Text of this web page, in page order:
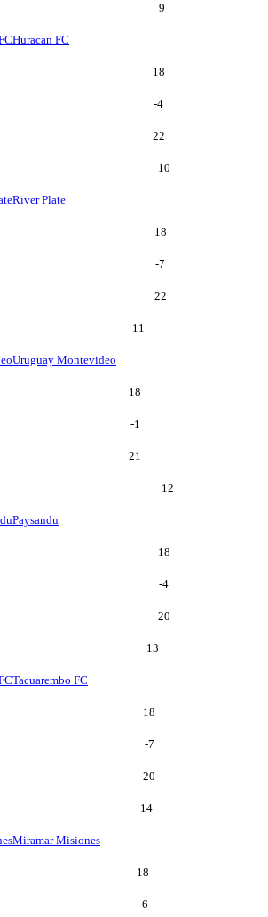
9
Huracan FC
18
-4
22
10
River Plate
18
-7
22
11
Uruguay Montevideo
18
-1
21
12
Paysandu
18
-4
20
13
Tacuarembo FC
18
-7
20
14
Miramar Misiones
18
-6